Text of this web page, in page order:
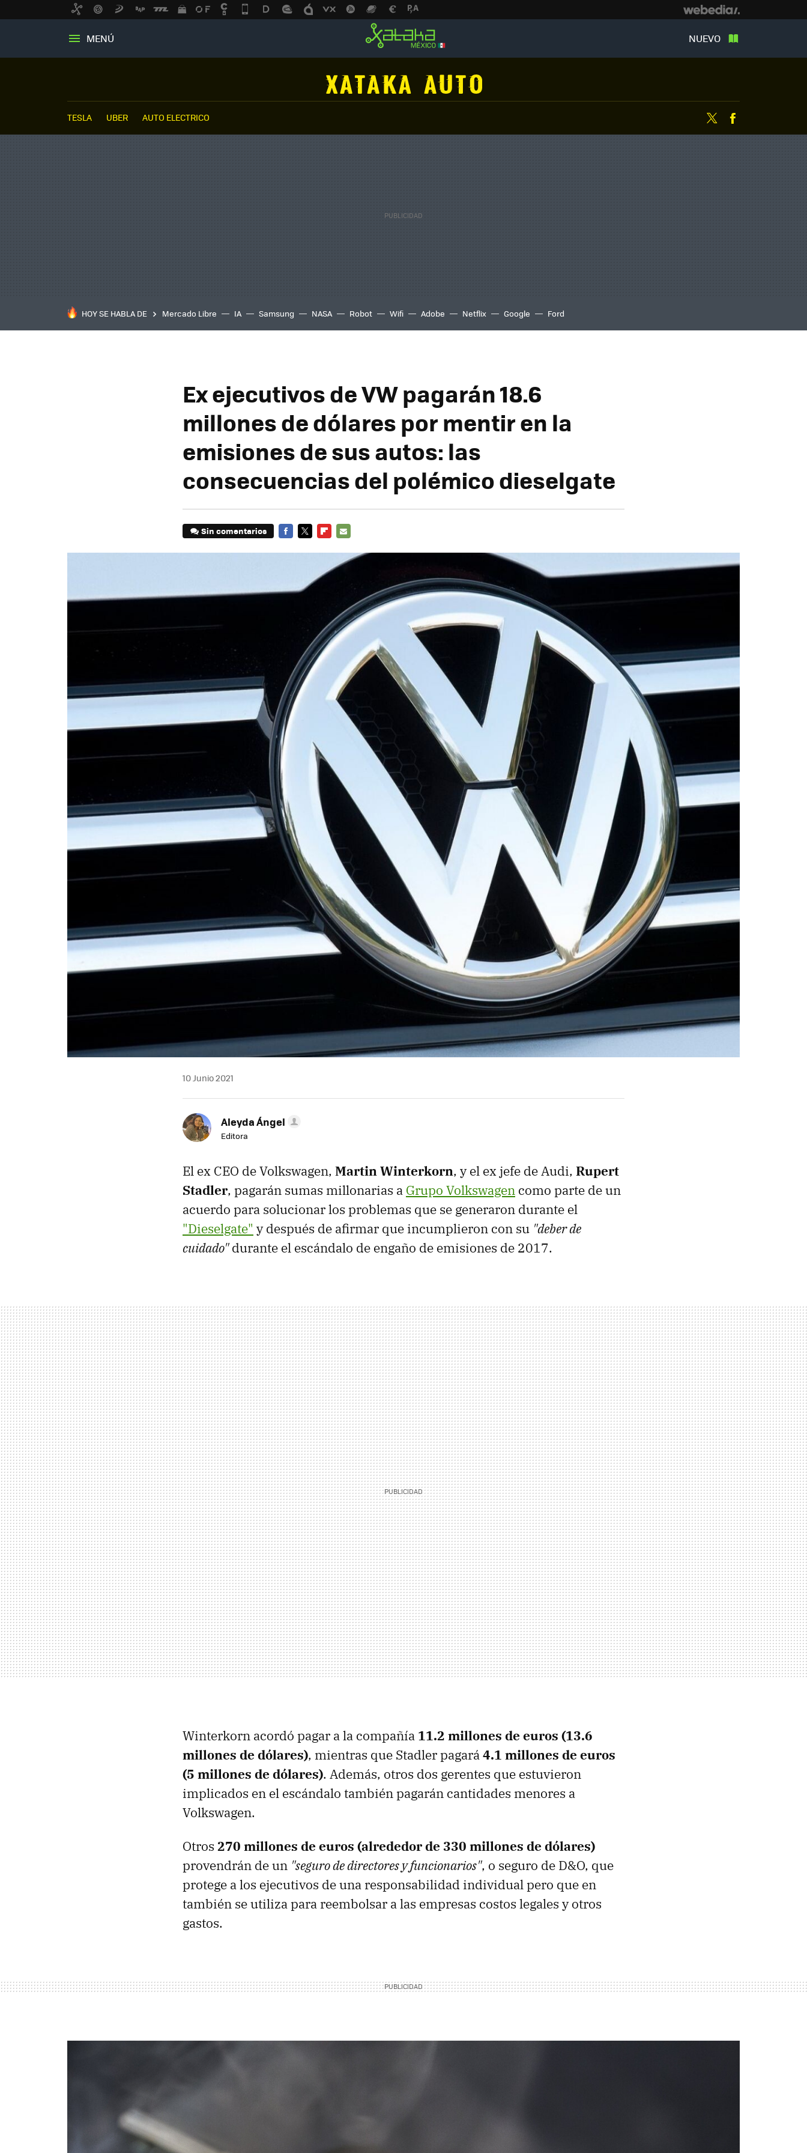
MENÚ NUEVO
TESLA UBER AUTO ELECTRICO Twitter
HOY SE HABLA DE Mercado Libre IA Samsung NASA Robot Wifi Adobe Netflix Google Ford
Ex ejecutivos de VW pagarán 18.6
millones de dólares por mentir en la
emisiones de sus autos: las
consecuencias del polémico dieselgate
Sin comentarios
MAIL
10 Junio 2021
Aleyda Ángel
Editora
El ex CEO de Volkswagen, Martin Winterkorn, y el ex jefe de Audi, Rupert
Stadler, pagarán sumas millonarias a Grupo Volkswagen como parte de un
acuerdo para solucionar los problemas que se generaron durante el
"Dieselgate" y después de afirmar que incumplieron con su "deber de
cuidado"durante el escándalo de engaño de emisiones de 2017.
Winterkorn acordó pagar a la compañía 11.2 millones de euros (13.6
millones de dólares), mientras que Stadler pagará4.1 millones de euros
(5 millones de dólares). Además, otros dos gerentes que estuvieron
implicados en el escándalo también pagarán cantidades menores a
Volkswagen.
Otros 270 millones de euros (alrededor de 330 millones de dólares)
provendrán de un "seguro de directores y funcionarios", o seguro de D&O, que
protege a los ejecutivos de una responsabilidad individual pero que en
también se utiliza para reembolsar a las empresas costos legales y otros
gastos.